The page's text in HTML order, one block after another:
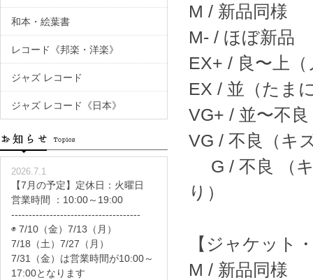
M / 新品同様
M- / ほぼ新品
EX+ / 良〜上
EX / 並（たま
VG+ / 並〜不
VG / 不良（キ
G / 不良 （キ
り）
【ジャケット
M / 新品同様
和本・絵葉書
レコード《邦楽・洋楽》
ジャズ レコード
ジャズ レコード《日本》
2026.7.1
【7月の予定】定休日：火曜日
営業時間 ：10:00～19:00
-------------------------------------
◉ 7/10（金）7/13（月）
7/18（土）7/27（月）
7/31（金）は営業時間が10:00～
17:00となります